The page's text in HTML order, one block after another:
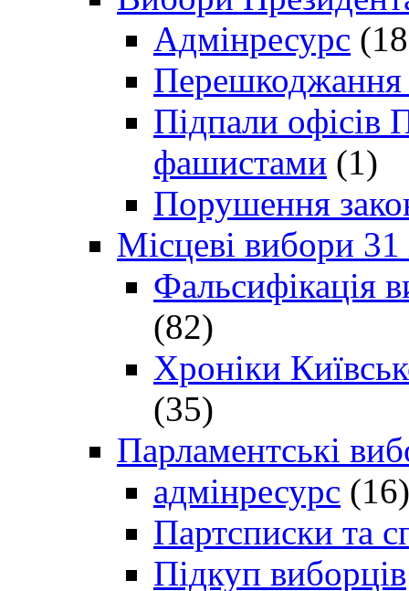
Адмінресурс
Перешкоджання
Підпали офісів
фашистами (1)
Порушення
Місцеві вибори
Фальсифікація
(82)
Хроніки
(35)
Парламентські
адмінресурс (16)
Партсписки та
Підкуп виборців